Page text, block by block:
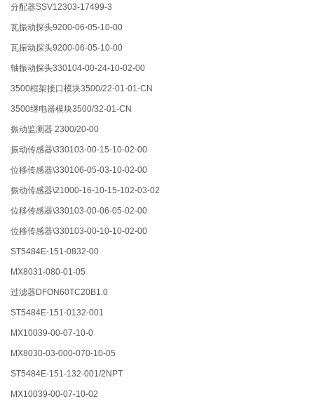
分配器SSV12303-17499-3
瓦振动探头9200-06-05-10-00
瓦振动探头9200-06-05-10-00
轴振动探头330104-00-24-10-02-00
3500框架接口模块3500/22-01-01-CN
3500继电器模块3500/32-01-CN
振动监测器 2300/20-00
振动传感器\330103-00-15-10-02-00
位移传感器\330106-05-03-10-02-00
振动传感器\21000-16-10-15-102-03-02
位移传感器\330103-00-06-05-02-00
位移传感器\330103-00-10-10-02-00
ST5484E-151-0832-00
MX8031-080-01-05
过滤器DFON60TC20B1.0
ST5484E-151-0132-001
MX10039-00-07-10-0
MX8030-03-000-070-10-05
ST5484E-151-132-001/2NPT
MX10039-00-07-10-02